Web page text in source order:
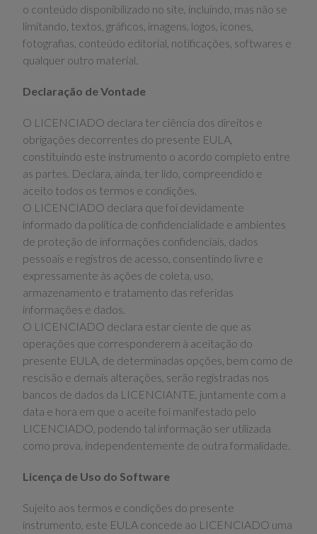
o conteúdo disponibilizado no site, incluindo, mas não se
limitando, textos, gráficos, imagens, logos, ícones,
fotografias, conteúdo editorial, notificações, softwares e
qualquer outro material.
Declaração de Vontade
O LICENCIADO declara ter ciência dos direitos e
obrigações decorrentes do presente EULA,
constituindo este instrumento o acordo completo entre
as partes. Declara, ainda, ter lido, compreendido e
aceito todos os termos e condições.
O LICENCIADO declara que foi devidamente
informado da política de confidencialidade e ambientes
de proteção de informações confidenciais, dados
pessoais e registros de acesso, consentindo livre e
expressamente às ações de coleta, uso,
armazenamento e tratamento das referidas
informações e dados.
O LICENCIADO declara estar ciente de que as
operações que corresponderem à aceitação do
presente EULA, de determinadas opções, bem como de
rescisão e demais alterações, serão registradas nos
bancos de dados da LICENCIANTE, juntamente com a
data e hora em que o aceite foi manifestado pelo
LICENCIADO, podendo tal informação ser utilizada
como prova, independentemente de outra formalidade.
Licença de Uso do Software
Sujeito aos termos e condições do presente
instrumento, este EULA concede ao LICENCIADO uma